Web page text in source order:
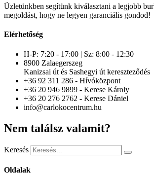
Üzletünkben segítünk kiválasztani a legjobb
megoldást, hogy ne legyen garanciális gondod!
Elérhetőség
H-P: 7:20 - 17:00 | Sz: 8:00 - 12:30
8900 Zalaegerszeg
Kanizsai út és Sashegyi út kereszteződés
+36 92 311 286 - Hívóközpont
+36 20 946 9899 - Kerese Károly
+36 20 276 2762 - Kerese Dániel
info@carlokocentrum.hu
Nem találsz valamit?
Keresés
Oldalak